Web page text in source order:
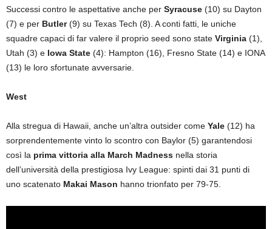
Successi contro le aspettative anche per Syracuse (10) su Dayton
(7) e per Butler(9) su Texas Tech (8). A conti fatti, le uniche
squadre capaci di far valere il proprio seed sono state Virginia (1),
Utah (3) e Iowa State (4): Hampton (16), Fresno State (14) e IONA
(13) le loro sfortunate avversarie.
West
Alla stregua di Hawaii, anche un’altra outsider come Yale (12) ha
sorprendentemente vinto lo scontro con Baylor (5) garantendosi
così la prima vittoria alla March Madness nella storia
dell’università della prestigiosa Ivy League: spinti dai 31 punti di
uno scatenato Makai Mason hanno trionfato per 79-75.